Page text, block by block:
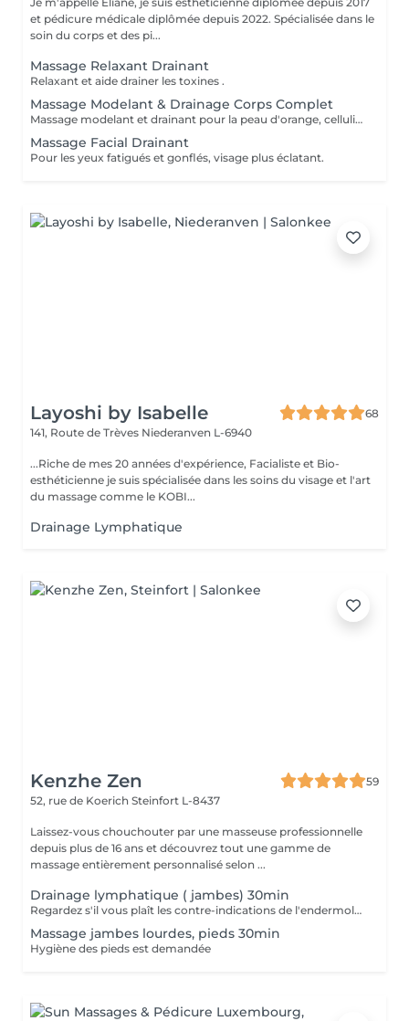
et pédicure médicale diplômée depuis 2022. Spécialisée dans le
soin du corps et des pi...
Massage Relaxant Drainant
Relaxant et aide drainer les toxines .
Massage Modelant & Drainage Corps Complet
Massage modelant et drainant pour la peau d'orange, cellulite aqueuse et raffermissante. Aide drainer la lymphe, toxines du corps et rétention d'eau.
Massage Facial Drainant
Pour les yeux fatigués et gonflés, visage plus éclatant.
Layoshi by Isabelle
68
141, Route de Trèves Niederanven L-6940
...Riche de mes 20 années d'expérience, Facialiste et Bio-
esthéticienne je suis spécialisée dans les soins du visage et l'art
du massage comme le KOBI...
Drainage Lymphatique
Kenzhe Zen
59
52, rue de Koerich Steinfort L-8437
Laissez-vous chouchouter par une masseuse professionnelle
depuis plus de 16 ans et découvrez tout une gamme de
massage entièrement personnalisé selon ...
Drainage lymphatique ( jambes) 30min
Regardez s'il vous plaît les contre-indications de l'endermologie.
Massage jambes lourdes, pieds 30min
Hygiène des pieds est demandée